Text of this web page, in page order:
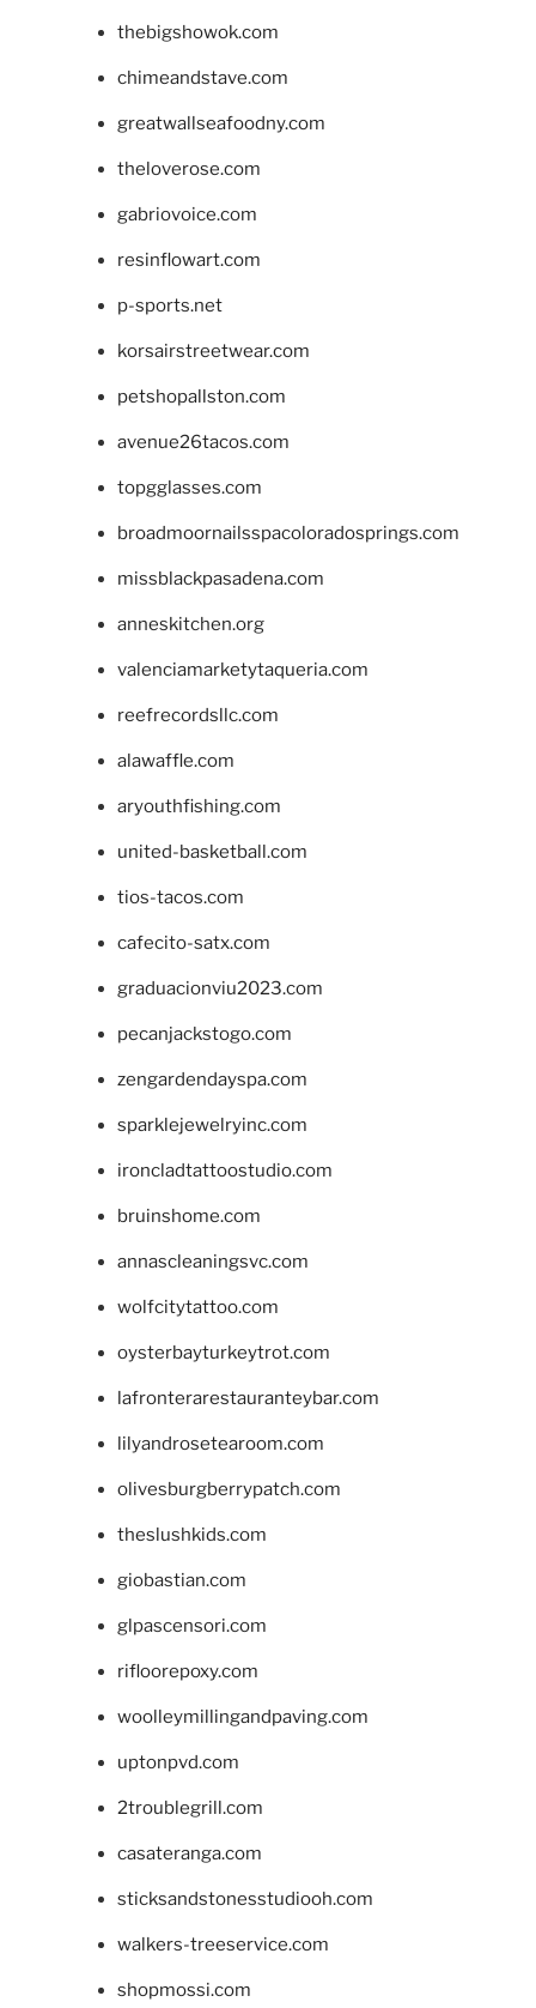
thebigshowok.com
chimeandstave.com
greatwallseafoodny.com
theloverose.com
gabriovoice.com
resinflowart.com
p-sports.net
korsairstreetwear.com
petshopallston.com
avenue26tacos.com
topgglasses.com
broadmoornailsspacoloradosprings.com
missblackpasadena.com
anneskitchen.org
valenciamarketytaqueria.com
reefrecordsllc.com
alawaffle.com
aryouthfishing.com
united-basketball.com
tios-tacos.com
cafecito-satx.com
graduacionviu2023.com
pecanjackstogo.com
zengardendayspa.com
sparklejewelryinc.com
ironcladtattoostudio.com
bruinshome.com
annascleaningsvc.com
wolfcitytattoo.com
oysterbayturkeytrot.com
lafronterarestauranteybar.com
lilyandrosetearoom.com
olivesburgberrypatch.com
theslushkids.com
giobastian.com
glpascensori.com
rifloorepoxy.com
woolleymillingandpaving.com
uptonpvd.com
2troublegrill.com
casateranga.com
sticksandstonesstudiooh.com
walkers-treeservice.com
shopmossi.com